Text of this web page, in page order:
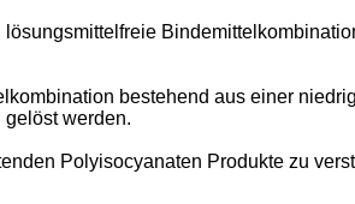
bestehend aus einer
werden.
Polyisocyanaten Produkte zu